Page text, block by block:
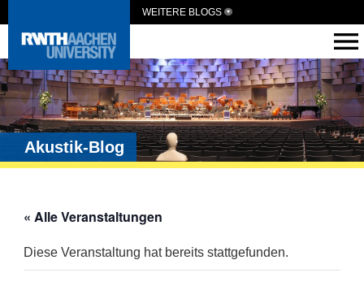
WEITERE BLOGS
Akustik-Blog
« Alle Veranstaltungen
Diese Veranstaltung hat bereits stattgefunden.